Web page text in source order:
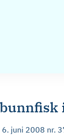
juni 2008 nr.